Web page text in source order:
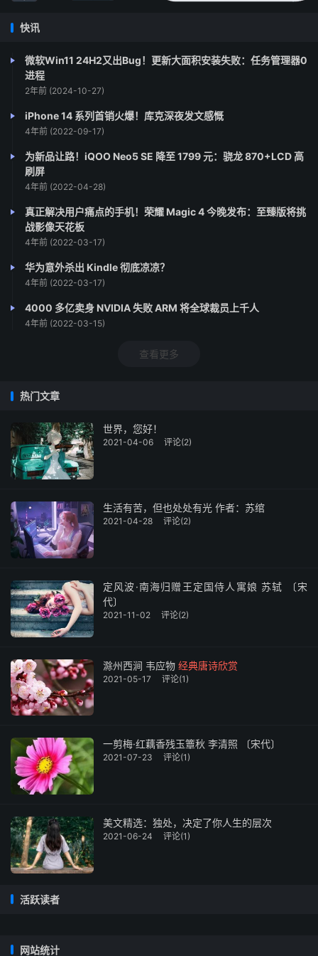
快讯
微软Win11 24H2又出Bug！更新大面积安装失败：任务管理器0
进程
2年前 (2024-10-27)
iPhone 14 系列首销火爆！库克深夜发文感慨
4年前 (2022-09-17)
为新品让路！iQOO Neo5 SE 降至 1799 元：骁龙 870+LCD 高
刷屏
4年前 (2022-04-28)
真正解决用户痛点的手机！荣耀 Magic 4 今晚发布：至臻版将挑
战影像天花板
4年前 (2022-03-17)
华为意外杀出 Kindle 彻底凉凉？
4年前 (2022-03-17)
4000 多亿卖身 NVIDIA 失败 ARM 将全球裁员上千人
4年前 (2022-03-15)
查看更多
热门文章
世界，您好！
2021-04-06 评论(2)
生活有苦，但也处处有光 作者：苏绾
2021-04-28 评论(2)
定风波·南海归赠王定国侍人寓娘 苏轼 〔宋
代〕
2021-11-02 评论(2)
滁州西涧 韦应物 经典唐诗欣赏
2021-05-17 评论(1)
一剪梅·红藕香残玉簟秋 李清照 〔宋代〕
2021-07-23 评论(1)
美文精选：独处，决定了你人生的层次
2021-06-24 评论(1)
活跃读者
网站统计